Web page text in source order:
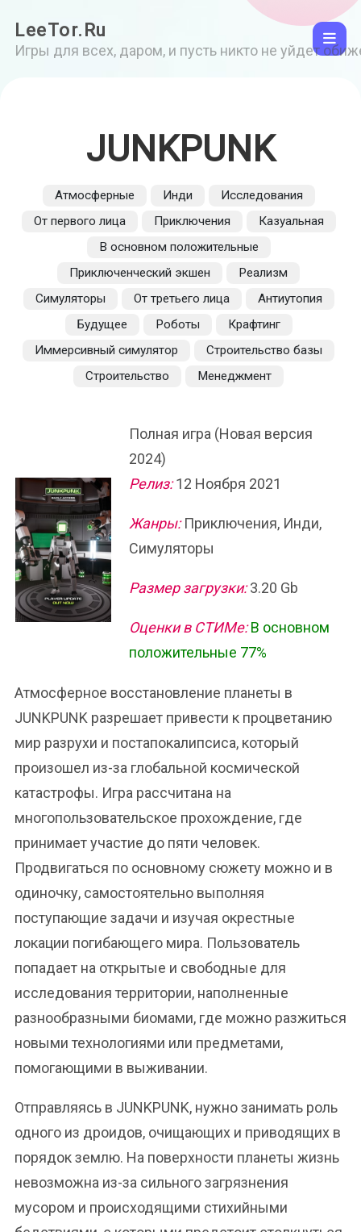
LeeTor.Ru
Игры для всех, даром, и пусть никто не уйдет
JUNKPUNK
Атмосферные Инди
Исследования
От первого лица
Приключения
Казуальная
В основном положительные
Приключенческий экшен
Реализм
Симуляторы
От третьего лица
Антиутопия
Будущее
Роботы
Крафтинг
Иммерсивный симулятор
Строительство базы
Строительство
Менеджмент
Полная игра (Новая версия
2024)
Релиз:12 Ноября 2021
Жанры:Приключения, Инди,
Симуляторы
Размер загрузки:3.20 Gb
Оценки в СТИМе: В основном
положительные 77%
Атмосферное восстановление планеты в
JUNKPUNK разрешает привести к процветанию
мир разрухи и постапокалипсиса, который
произошел из-за глобальной космической
катастрофы. Игра рассчитана на
многопользовательское прохождение, где
принимает участие до пяти человек.
Продвигаться по основному сюжету можно и в
одиночку, самостоятельно выполняя
поступающие задачи и изучая окрестные
локации погибающего мира. Пользователь
попадает на открытые и свободные для
исследования территории, наполненные
разнообразными биомами, где можно разжиться
новыми технологиями или предметами,
помогающими в выживании.
Отправляясь в JUNKPUNK, нужно занимать роль
одного из дроидов, очищающих и приводящих в
порядок землю. На поверхности планеты жизнь
невозможна из-за сильного загрязнения
мусором и происходящими стихийными